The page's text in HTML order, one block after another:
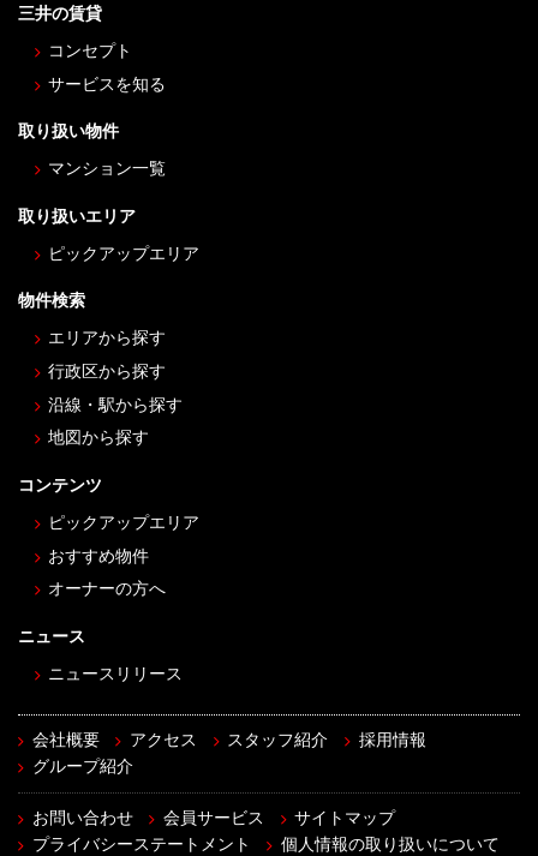
三井の賃貸
コンセプト
サービスを知る
取り扱い物件
マンション一覧
取り扱いエリア
ピックアップエリア
物件検索
エリアから探す
行政区から探す
沿線・駅から探す
地図から探す
コンテンツ
ピックアップエリア
おすすめ物件
オーナーの方へ
ニュース
ニュースリリース
会社概要 アクセス スタッフ紹介
採用情報
グループ紹介
お問い合わせ 会員サービス
サイトマップ
プライバシーステートメント
個人情報の取り扱いについて